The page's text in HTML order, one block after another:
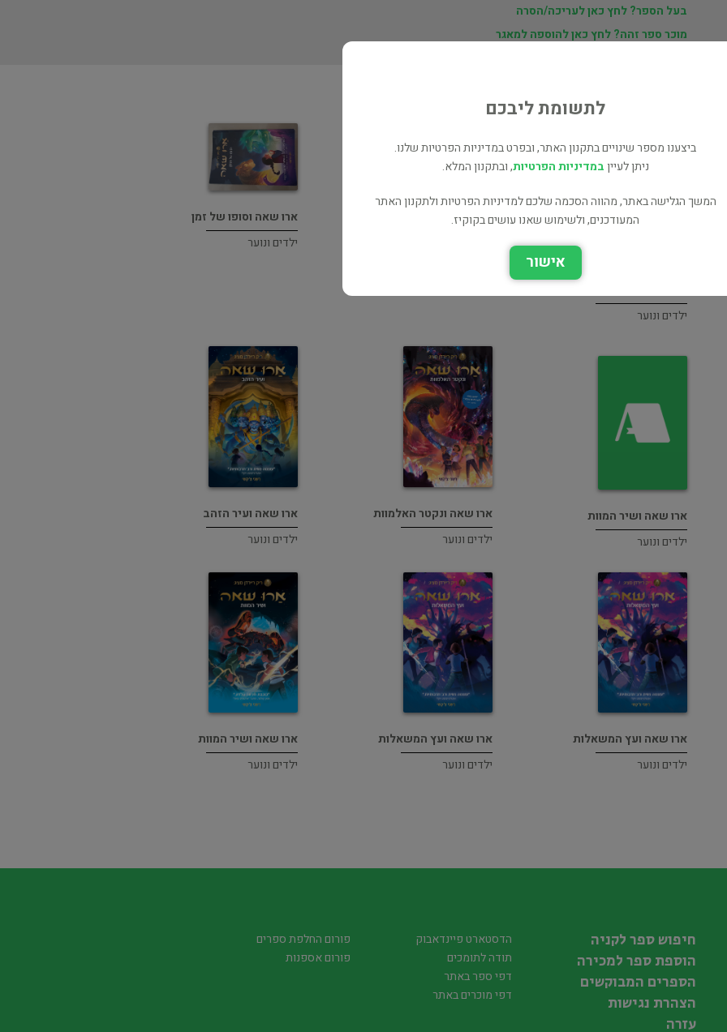
בעל הספר? לחץ כאן לעריכה/הסרה
מוכר ספר זהה? לחץ כאן להוספה למאגר
ילדים ונוער
ארו שאה וסופו של זמן
ארו שאה וסופו של זמן
ילדים ונוער
ארו שאה ושיר המוות
ילדים ונוער
ארו שאה ונקטר האלמוות
ילדים ונוער
ארו שאה ועיר הזהב
ילדים ונוער
ארו שאה ועץ המשאלות
ילדים ונוער
ארו שאה ועץ המשאלות
ילדים ונוער
ארו שאה ושיר המוות
ילדים ונוער
לתשומת ליבכם
ביצענו מספר שינויים בתקנון האתר, ובפרט במדיניות הפרטיות שלנו.
ניתן לעייןבמדיניות הפרטיות, ובתקנון המלא.
המשך הגלישה באתר, מהווה הסכמה שלכם למדיניות הפרטיות ולתקנון האתר
המעודכנים, ולשימוש שאנו עושים בקוקיז.
אישור
חיפוש ספר לקניה
הוספת ספר למכירה
הספרים המבוקשים
הצהרת נגישות
עזרה
הדסטארט פיינדאבוק
תודה לתומכים
דפי ספר באתר
דפי מוכרים באתר
פורום החלפת ספרים
פורום אספנות